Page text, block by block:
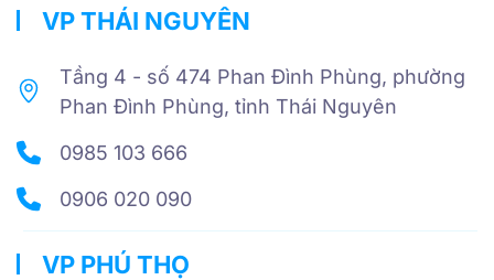
VP THÁI NGUYÊN
Tầng 4 - số 474 Phan Đình Phùng, phường
Phan Đình Phùng, tỉnh Thái Nguyên
0985 103 666
0906 020 090
VP PHÚ THỌ